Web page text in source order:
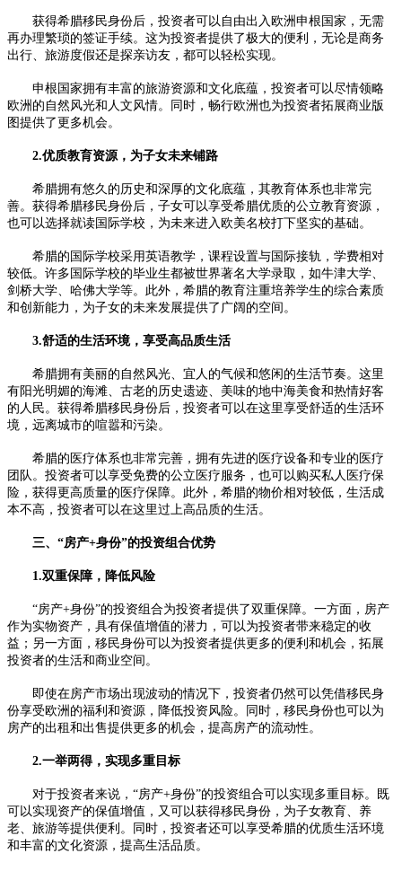
获得希腊移民身份后，投资者可以自由出入欧洲申根国家，无需
再办理繁琐的签证手续。这为投资者提供了极大的便利，无论是商务
出行、旅游度假还是探亲访友，都可以轻松实现。
申根国家拥有丰富的旅游资源和文化底蕴，投资者可以尽情领略
欧洲的自然风光和人文风情。同时，畅行欧洲也为投资者拓展商业版
图提供了更多机会。
2.优质教育资源，为子女未来铺路
希腊拥有悠久的历史和深厚的文化底蕴，其教育体系也非常完
善。获得希腊移民身份后，子女可以享受希腊优质的公立教育资源，
也可以选择就读国际学校，为未来进入欧美名校打下坚实的基础。
希腊的国际学校采用英语教学，课程设置与国际接轨，学费相对
较低。许多国际学校的毕业生都被世界著名大学录取，如牛津大学、
剑桥大学、哈佛大学等。此外，希腊的教育注重培养学生的综合素质
和创新能力，为子女的未来发展提供了广阔的空间。
3.舒适的生活环境，享受高品质生活
希腊拥有美丽的自然风光、宜人的气候和悠闲的生活节奏。这里
有阳光明媚的海滩、古老的历史遗迹、美味的地中海美食和热情好客
的人民。获得希腊移民身份后，投资者可以在这里享受舒适的生活环
境，远离城市的喧嚣和污染。
希腊的医疗体系也非常完善，拥有先进的医疗设备和专业的医疗
团队。投资者可以享受免费的公立医疗服务，也可以购买私人医疗保
险，获得更高质量的医疗保障。此外，希腊的物价相对较低，生活成
本不高，投资者可以在这里过上高品质的生活。
三、“房产+身份”的投资组合优势
1.双重保障，降低风险
“房产+身份”的投资组合为投资者提供了双重保障。一方面，房产
作为实物资产，具有保值增值的潜力，可以为投资者带来稳定的收
益；另一方面，移民身份可以为投资者提供更多的便利和机会，拓展
投资者的生活和商业空间。
即使在房产市场出现波动的情况下，投资者仍然可以凭借移民身
份享受欧洲的福利和资源，降低投资风险。同时，移民身份也可以为
房产的出租和出售提供更多的机会，提高房产的流动性。
2.一举两得，实现多重目标
对于投资者来说，“房产+身份”的投资组合可以实现多重目标。既
可以实现资产的保值增值，又可以获得移民身份，为子女教育、养
老、旅游等提供便利。同时，投资者还可以享受希腊的优质生活环境
和丰富的文化资源，提高生活品质。